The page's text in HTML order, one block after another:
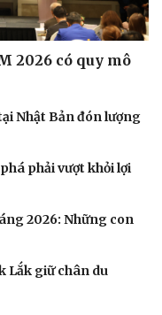
trang
2026 có quy mô
Nhật Bản đón lượng
phải vượt khỏi lợi
2026: Những con
Lắk giữ chân du